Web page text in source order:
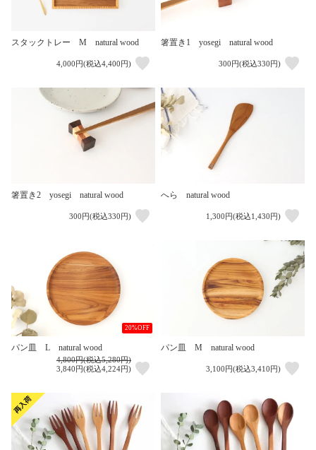
スタックトレー M natural wood
4,000円(税込4,400円)
箸置き1 yosegi natural wood
300円(税込330円)
箸置き2 yosegi natural wood
300円(税込330円)
へら natural wood
1,300円(税込1,430円)
20%OFF
パン皿 L natural wood
4,800円(税込5,280円)
3,840円(税込4,224円)
パン皿 M natural wood
3,100円(税込3,410円)